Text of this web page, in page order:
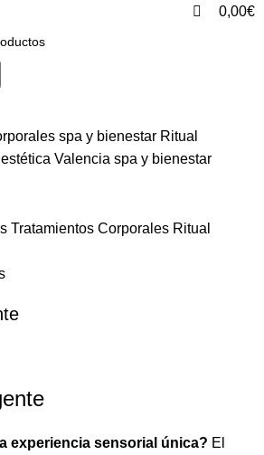
0,00€
Tratamientos Corporales Ritual
experiencia sensorial única? El